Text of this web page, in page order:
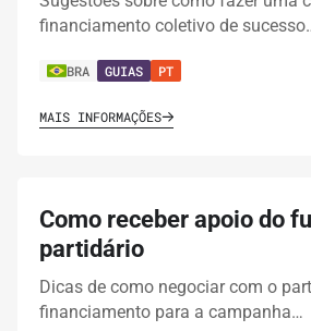
financiamento coletivo de
BRA GUIAS PT
MAIS INFORMAÇÕES
Como receber apoio do
partidário
Dicas de como negociar com o
financiamento para a campanha…